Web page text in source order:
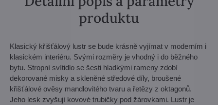
produktu
Klasický křišťálový lustr se bude krásně vyjímat v moderním i
klasickém interiéru. Svými rozměry je vhodný i do běžného
bytu. Stropní svítidlo se šesti hladkými rameny zdobí
dekorované misky a skleněné středové díly, broušené
křišťálové ověsy mandlovitého tvaru a řetězy z oktagonů.
Jeho lesk zvyšují kovové trubičky pod žárovkami. Lustr je